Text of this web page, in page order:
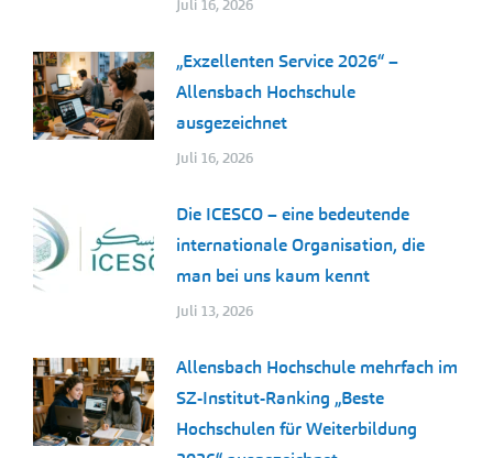
Juli 16, 2026
„Exzellenten Service 2026“ –
Allensbach Hochschule
ausgezeichnet
Juli 16, 2026
Die ICESCO – eine bedeutende
internationale Organisation, die
man bei uns kaum kennt
Juli 13, 2026
Allensbach Hochschule mehrfach im
SZ-Institut-Ranking „Beste
Hochschulen für Weiterbildung